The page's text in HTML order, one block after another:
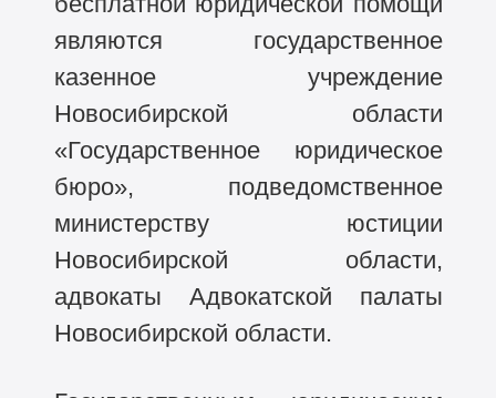
являются государственное
казенное учреждение
Новосибирской области
«Государственное юридическое
бюро», подведомственное
министерству юстиции
Новосибирской области,
адвокаты Адвокатской палаты
Новосибирской области.